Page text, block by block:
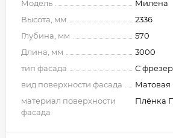
Модель
Милена
Высота, мм
2336
Глубина, мм
570
Длина, мм
3000
тип фасада
С
вид поверхности фасада
Матовая
материал поверхности
фасада
Плёнка